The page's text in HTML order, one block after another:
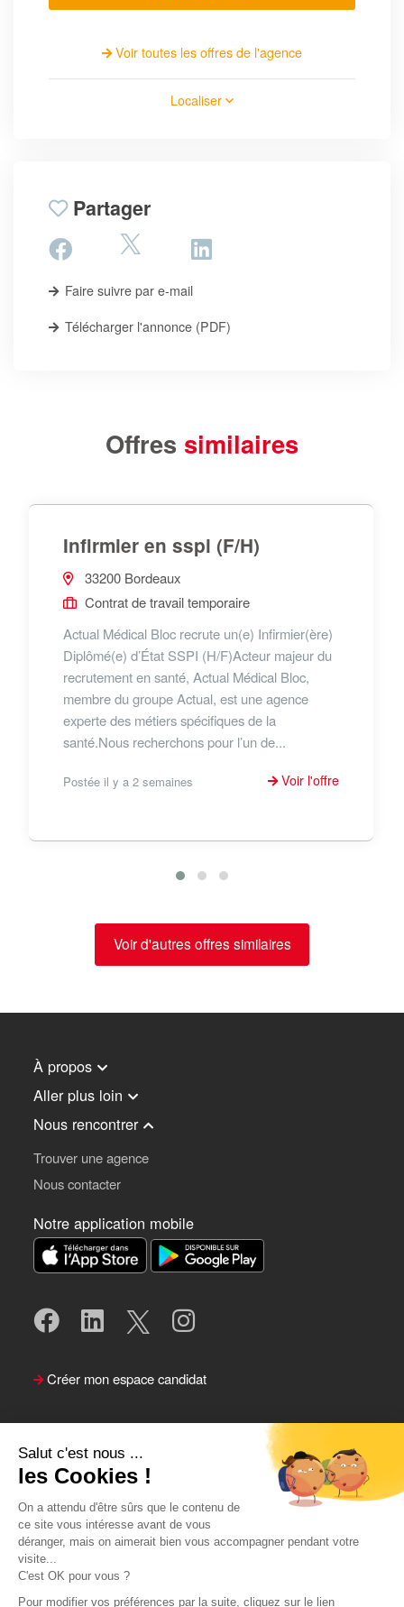
Salut c'est nous ...
les Cookies !
On a attendu d'être sûrs que le contenu de
ce site vous intéresse avant de vous
déranger, mais on aimerait bien vous accompagner pendant votre
visite...
C'est OK pour vous ?
Pour modifier vos préférences par la suite, cliquez sur le lien
Voir toutes les offres de l'agence
Localiser
Partager
Faire suivre par e-mail
Télécharger l'annonce (PDF)
Offres similaires
Infirmier en sspi (F/H)
33200 Bordeaux
Contrat de travail temporaire
Actual Médical Bloc recrute un(e) Infirmier(ère)
Diplômé(e) d’État SSPI (H/F)Acteur majeur du
recrutement en santé, Actual Médical Bloc,
membre du groupe Actual, est une agence
experte des métiers spécifiques de la
santé.Nous recherchons pour l’un de...
Postée il y a 2 semaines Voir l'offre
Voir d'autres offres similaires
À propos
Aller plus loin
Nous rencontrer
Trouver une agence
Nous contacter
Notre application mobile
Créer mon espace candidat